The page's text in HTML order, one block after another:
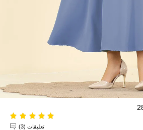
تعليقات (3)